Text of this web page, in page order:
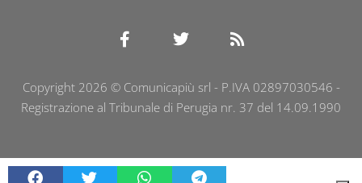
Copyright 2026 © Comunicapiù srl - P.IVA 02897030546 -
Registrazione al Tribunale di Perugia nr. 37 del 14.09.1990